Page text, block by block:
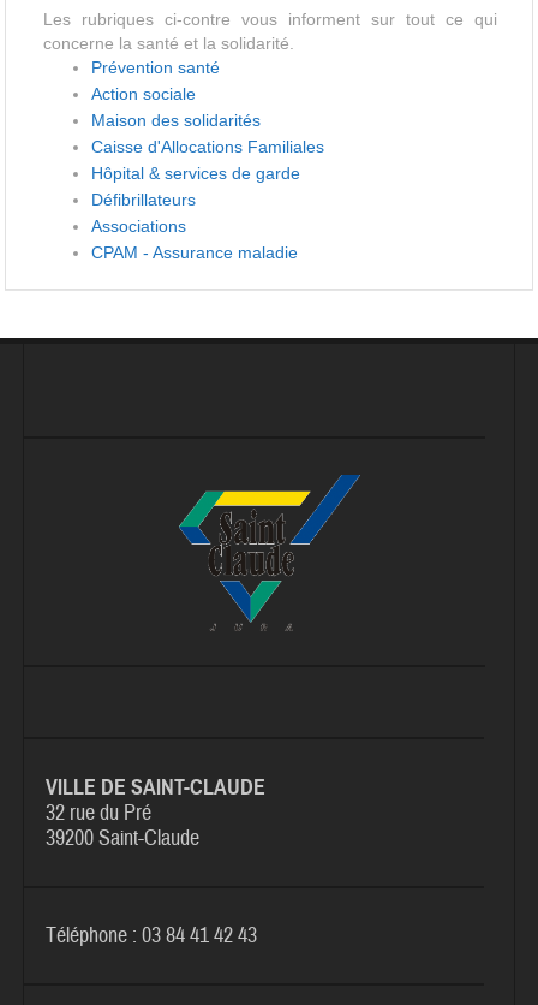
Les rubriques ci-contre vous informent sur tout ce qui
concerne la santé et la solidarité.
Prévention santé
Action sociale
Maison des solidarités
Caisse d'Allocations Familiales
Hôpital & services de garde
Défibrillateurs
Associations
CPAM - Assurance maladie
VILLE DE SAINT-CLAUDE
32 rue du Pré
39200 Saint-Claude
Téléphone : 03 84 41 42 43